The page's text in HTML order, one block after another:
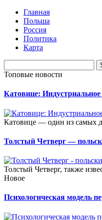
Главная
Польша
Россия
Политика
Карта
Топовые новости
Катовице:
Катовице — один из самых
Толстый Четверг —
Толстый Четверг, также
Новое
Психологическая модель